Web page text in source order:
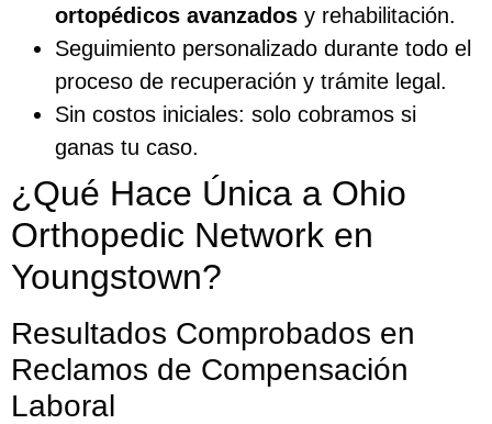
ortopédicos avanzados y rehabilitación.
Seguimiento personalizado durante todo el
proceso de recuperación y trámite legal.
Sin costos iniciales: solo cobramos si
ganas tu caso.
¿Qué Hace Única a Ohio
Orthopedic Network en
Youngstown?
Resultados Comprobados en
Reclamos de Compensación
Laboral